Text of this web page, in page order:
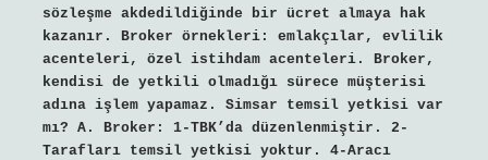
sözleşme akdedildiğinde bir ücret almaya hak
kazanır. Broker örnekleri: emlakçılar, evlilik
acenteleri, özel istihdam acenteleri. Broker,
kendisi de yetkili olmadığı sürece müşterisi
adına işlem yapamaz. Simsar temsil yetkisi var
mı? A. Broker: 1-TBK’da düzenlenmiştir. 2-
Tarafları temsil yetkisi yoktur. 4-Aracı